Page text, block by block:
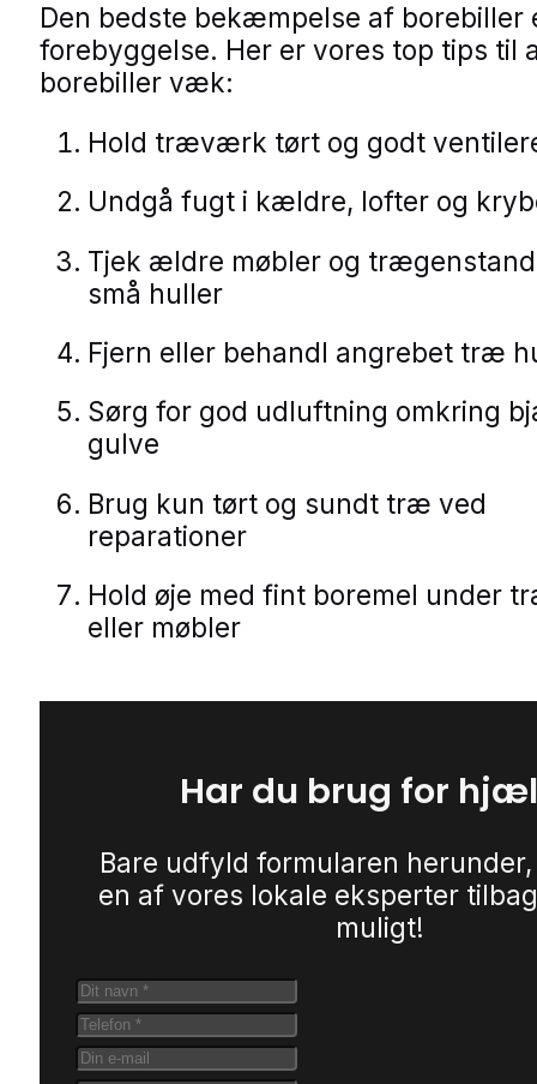
Den bedste bekæmpelse af borebiller
forebyggelse. Her er vores top tips til
borebiller væk:
Hold træværk tørt og godt
Undgå fugt i kældre, lofter og
Tjek ældre møbler og
små huller
Fjern eller behandl angrebet træ
Sørg for god udluftning omkring
gulve
Brug kun tørt og sundt træ ved
reparationer
Hold øje med fint boremel under
eller møbler
Har du brug for
Bare udfyld formularen
en af vores lokale eksperter
muligt!